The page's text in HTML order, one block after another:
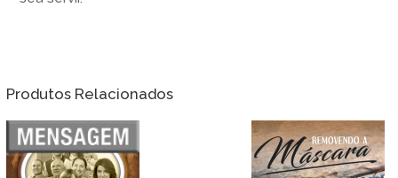
Produtos Relacionados